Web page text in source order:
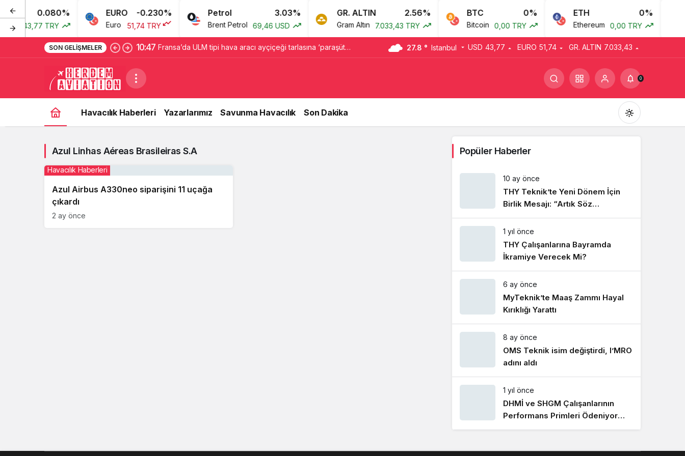
0.080%
43,77 TRY
EURO -0.230%
Euro 51,74 TRY
Petrol 3.03%
Brent Petrol 69,46 USD
GR. ALTIN 2.56%
Gram Altın 7.033,43 TRY
BTC 0%
Bitcoin 0,00 TRY
ETH 0%
Ethereum 0,00 TRY
SON GELIŞMELER 10:47 Fransa’da ULM tipi hava aracı ayçiçeği tarlasına ‘paraşüt 27.8 ° Istanbul USD 43,77 EURO 51,74 GR. ALTIN 7.033,43
0
Havacılık Haberleri Yazarlarımız Savunma Havacılık Son Dakika
Gündüz Modu
Gündüz modunu seçin.
Gece Modu
Gece modunu seçin.
Sistem modunu seçin.
Azul Linhas Aéreas Brasileiras S.A
Azul Airbus A330neo siparişini 11 uçağa
çıkardı
Havacılık Haberleri
2 ay önce
Popüler Haberler
10 ay önce
THY Teknik’te Yeni Dönem İçin
Birlik Mesajı: “Artık Söz
Emekçinin”
1 yıl önce
THY Çalışanlarına Bayramda
İkramiye Verecek Mi?
6 ay önce
MyTeknik’te Maaş Zammı Hayal
Kırıklığı Yarattı
8 ay önce
OMS Teknik isim değiştirdi, I’MRO
adını aldı
1 yıl önce
DHMİ ve SHGM Çalışanlarının
Performans Primleri Ödeniyor
Mu?